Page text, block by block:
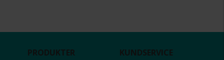
PRODUKTER KUNDSERVICE